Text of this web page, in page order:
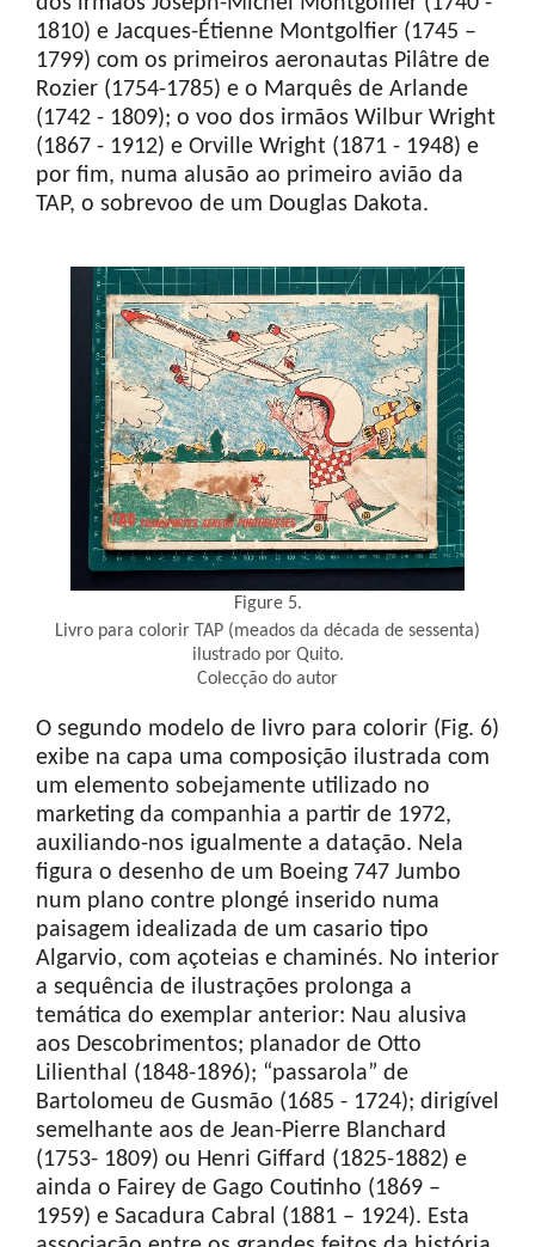
1810) e Jacques-Étienne Montgolfier (1745 –
1799) com os primeiros aeronautas Pilâtre de
Rozier (1754-1785) e o Marquês de Arlande
(1742 - 1809); o voo dos irmãos Wilbur Wright
(1867 - 1912) e Orville Wright (1871 - 1948) e
por fim, numa alusão ao primeiro avião da
TAP, o sobrevoo de um Douglas Dakota.
Figure 5.
Livro para colorir TAP (meados da década de sessenta)
ilustrado por Quito.
Colecção do autor
O segundo modelo de livro para colorir (Fig. 6)
exibe na capa uma composição ilustrada com
um elemento sobejamente utilizado no
marketing da companhia a partir de 1972,
auxiliando-nos igualmente a datação. Nela
figura o desenho de um Boeing 747 Jumbo
num plano contre plongé inserido numa
paisagem idealizada de um casario tipo
Algarvio, com açoteias e chaminés. No interior
a sequência de ilustrações prolonga a
temática do exemplar anterior: Nau alusiva
aos Descobrimentos; planador de Otto
Lilienthal (1848-1896); “passarola” de
Bartolomeu de Gusmão (1685 - 1724); dirigível
semelhante aos de Jean-Pierre Blanchard
(1753- 1809) ou Henri Giffard (1825-1882) e
ainda o Fairey de Gago Coutinho (1869 –
1959) e Sacadura Cabral (1881 – 1924). Esta